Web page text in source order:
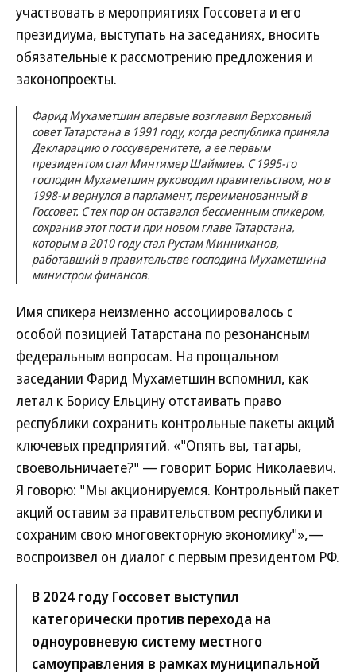
участвовать в мероприятиях Госсовета и его
президиума, выступать на заседаниях, вносить
обязательные к рассмотрению предложения и
законопроекты.
Фарид Мухаметшин впервые возглавил Верховный
совет Татарстана в 1991 году, когда республика приняла
Декларацию о госсуверенитете, а ее первым
президентом стал Минтимер Шаймиев. С 1995-го
господин Мухаметшин руководил правительством, но в
1998-м вернулся в парламент, переименованный в
Госсовет. С тех пор он оставался бессменным спикером,
сохранив этот пост и при новом главе Татарстана,
которым в 2010 году стал Рустам Минниханов,
работавший в правительстве господина Мухаметшина
министром финансов.
Имя спикера неизменно ассоциировалось с
особой позицией Татарстана по резонансным
федеральным вопросам. На прощальном
заседании Фарид Мухаметшин вспомнил, как
летал к Борису Ельцину отстаивать право
республики сохранить контрольные пакеты акций
ключевых предприятий. «"Опять вы, татары,
своевольничаете?" — говорит Борис Николаевич.
Я говорю: "Мы акционируемся. Контрольный пакет
акций оставим за правительством республики и
сохраним свою многовекторную экономику"»,—
воспроизвел он диалог с первым президентом РФ.
В 2024 году Госсовет выступил
категорически против перехода на
одноуровневую систему местного
самоуправления в рамках муниципальной